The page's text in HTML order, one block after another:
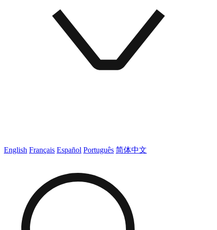
English Français Español Português 简体中文